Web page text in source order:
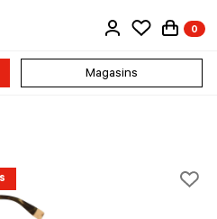
0
Magasins